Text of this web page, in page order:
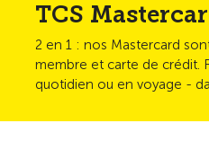
TCS
2 en 1 : nos Mastercard
membre et carte de crédit.
quotidien ou en voyage -